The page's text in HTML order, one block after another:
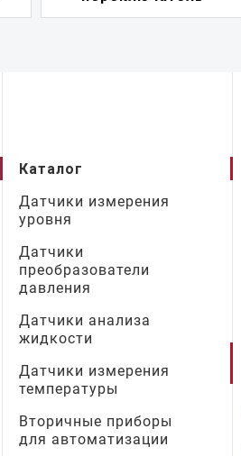
Каталог
Датчики измерения
уровня
Датчики
преобразователи
давления
Датчики анализа
жидкости
Датчики измерения
температуры
Вторичные приборы
для автоматизации